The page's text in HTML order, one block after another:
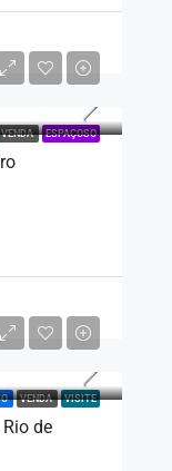
VENDA ESPAÇOSO
VENDA VISITE
de